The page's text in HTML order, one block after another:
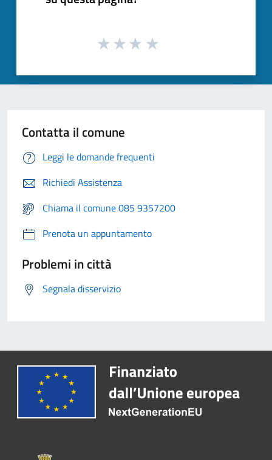
Contatta il comune
Leggi le domande frequenti
Richiedi Assistenza
Chiama il comune 085 9357200
Prenota un appuntamento
Problemi in città
Segnala disservizio